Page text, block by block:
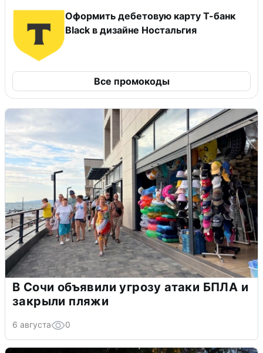
Оформить дебетовую карту Т-банк
Black в дизайне Ностальгия
Все промокоды
В Сочи объявили угрозу атаки БПЛА и
закрыли пляжи
6 августа 0